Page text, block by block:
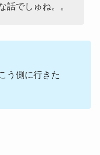
話でしゅね。。
う側に行きた